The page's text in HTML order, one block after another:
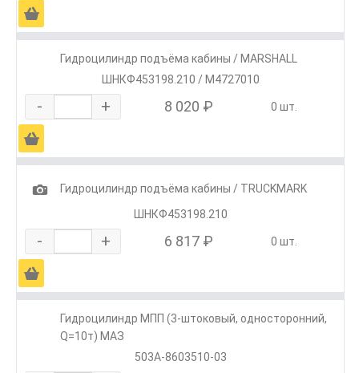
Ä
Гидроцилиндр подъёма кабины / MARSHALL
ШНКФ453198.210 / M4727010
- + 8 020 ₽ 0 шт.
Ä
1
Гидроцилиндр подъёма кабины / TRUCKMARK
ШНКФ453198.210
- + 6 817 ₽ 0 шт.
Ä
Гидроцилиндр МПП (3-штоковый, односторонний,
Q=10т) МАЗ
503А-8603510-03